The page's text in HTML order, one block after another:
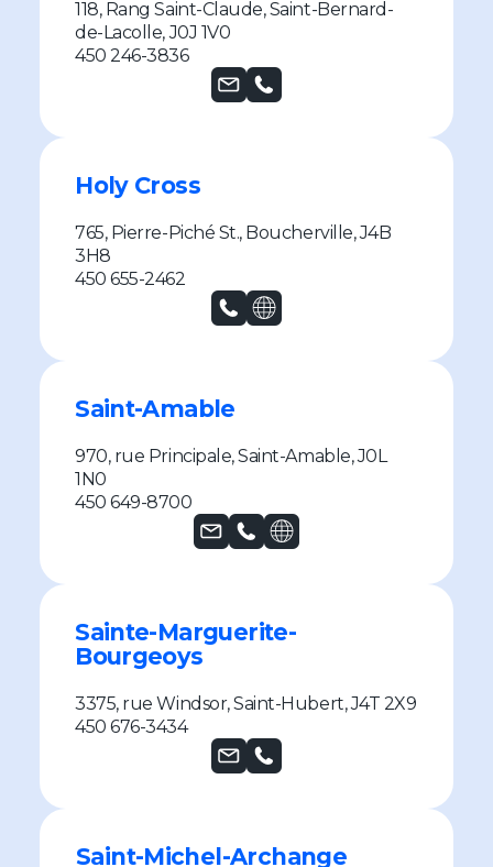
118, Rang Saint-Claude, Saint-Bernard-
de-Lacolle, J0J 1V0
450 246-3836
Holy Cross
765, Pierre-Piché St., Boucherville, J4B
3H8
450 655-2462
Saint-Amable
970, rue Principale, Saint-Amable, J0L
1N0
450 649-8700
Sainte-Marguerite-
Bourgeoys
3375, rue Windsor, Saint-Hubert, J4T 2X9
450 676-3434
Saint-Michel-Archange